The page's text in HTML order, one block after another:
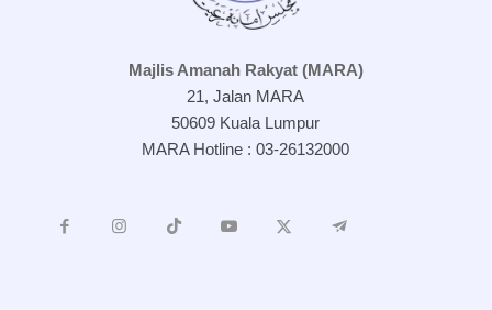
Majlis Amanah Rakyat (MARA)
21, Jalan MARA
50609 Kuala Lumpur
MARA Hotline : 03-26132000